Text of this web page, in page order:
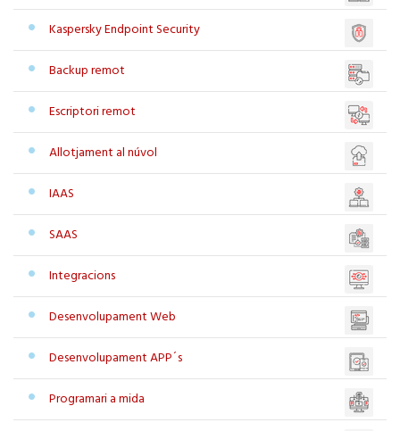
Kaspersky Endpoint Security
Backup remot
Escriptori remot
Allotjament al núvol
IAAS
SAAS
Integracions
Desenvolupament Web
Desenvolupament APP´s
Programari a mida